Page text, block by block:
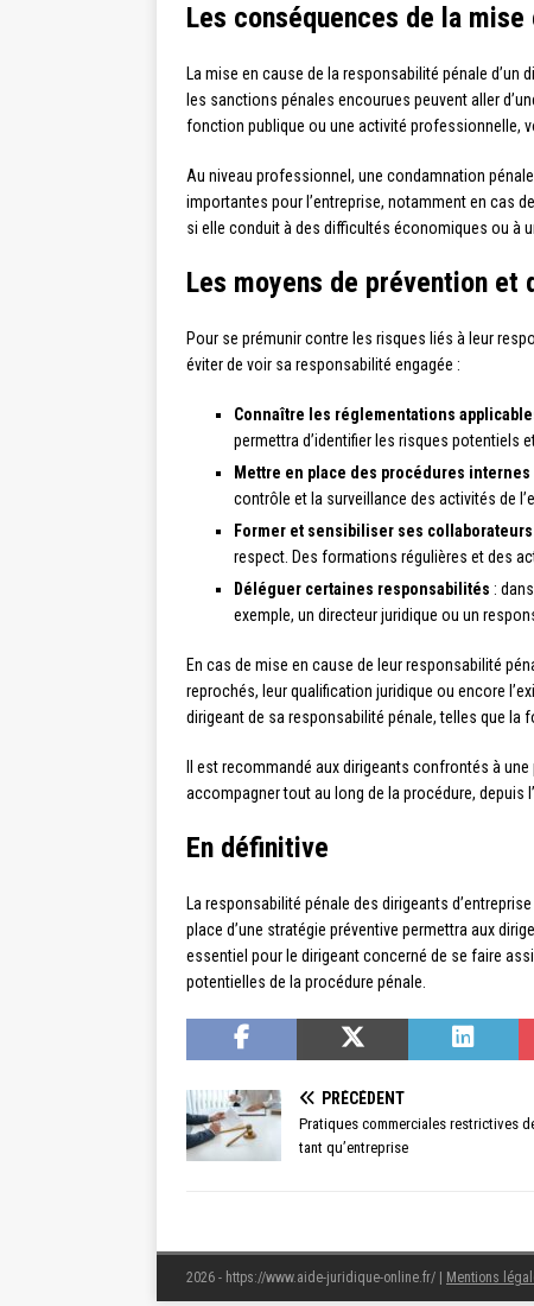
Les conséquences de la
La mise en cause de la responsabilité pénale
les sanctions pénales encourues peuvent aller
fonction publique ou une activité professionnelle,
Au niveau professionnel, une condamnation
importantes pour l’entreprise, notamment en cas
si elle conduit à des difficultés économiques ou à
Les moyens de prévention
Pour se prémunir contre les risques liés à leur
éviter de voir sa responsabilité engagée :
Connaître les réglementations
permettra d’identifier les risques potentiels
Mettre en place des procédures internes
contrôle et la surveillance des activités de
Former et sensibiliser ses collaborateurs
respect. Des formations régulières et des
Déléguer certaines responsabilités :
exemple, un directeur juridique ou un
En cas de mise en cause de leur responsabilité
reprochés, leur qualification juridique ou encore
dirigeant de sa responsabilité pénale, telles que la
Il est recommandé aux dirigeants confrontés à
accompagner tout au long de la procédure, depuis
En définitive
La responsabilité pénale des dirigeants
place d’une stratégie préventive permettra aux
essentiel pour le dirigeant concerné de se faire
potentielles de la procédure pénale.
PRÉCÉDENT
Pratiques commerciales restrictives
tant qu’entreprise
2026 - https://www.aide-juridique-online.fr/ Mentions